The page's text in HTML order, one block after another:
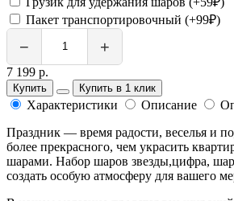
Пакет транспортировочный (+99₽)
− +
7 199 р.
Купить Купить в 1 клик
Характеристики Описание
Праздник — время радости, веселья и
более прекрасного, чем украсить
шарами. Набор шаров звезды,цифра,
создать особую атмосферу для вашего